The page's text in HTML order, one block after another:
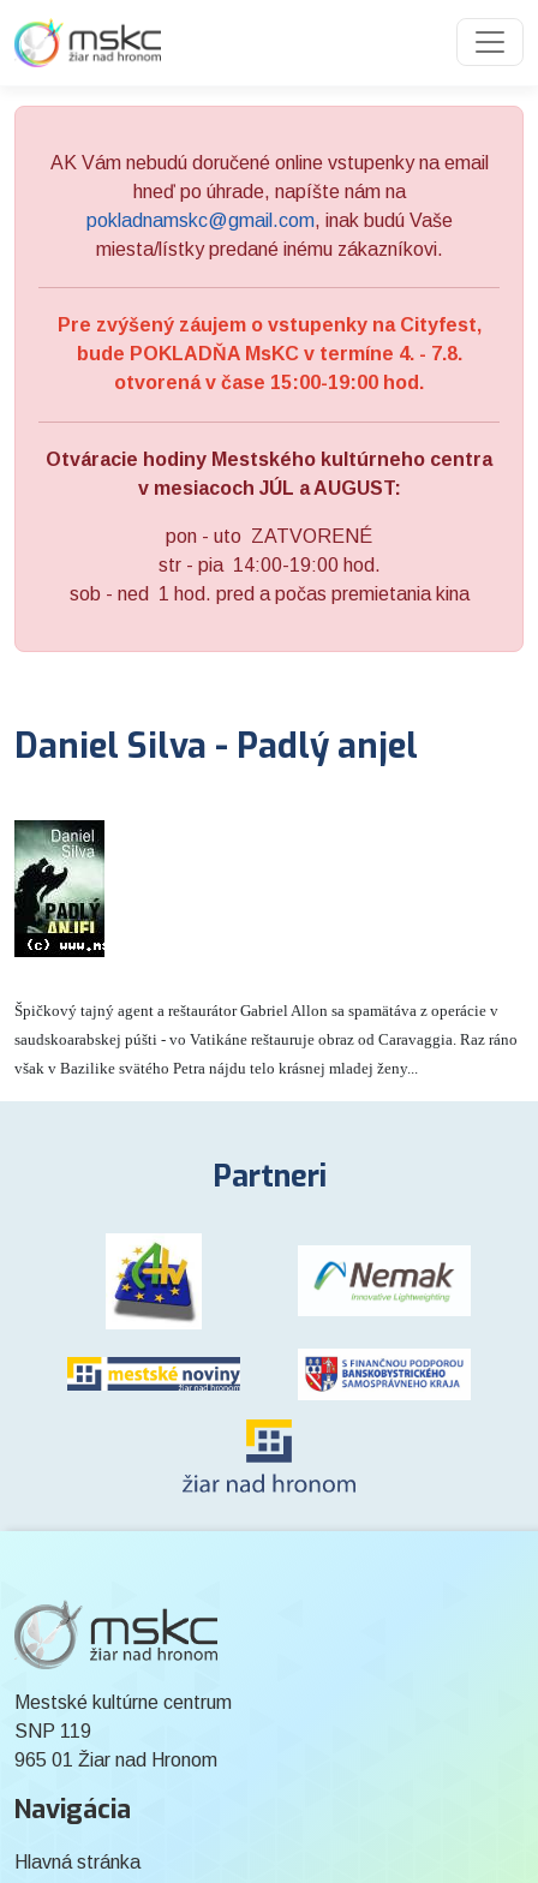
AK Vám nebudú doručené online vstupenky na email
hneď po úhrade, napíšte nám na
pokladnamskc@gmail.com, inak budú Vaše
miesta/lístky predané inému zákazníkovi.
Pre zvýšený záujem o vstupenky na Cityfest,
bude POKLADŇA MsKC v termíne 4. - 7.8.
otvorená v čase 15:00-19:00 hod.
Otváracie hodiny Mestského kultúrneho centra
v mesiacoch JÚL a AUGUST:
pon - uto ZATVORENÉ
str - pia 14:00-19:00 hod.
sob - ned 1 hod. pred a počas premietania kina
Daniel Silva - Padlý anjel
Špičkový tajný agent a reštaurátor Gabriel Allon sa spamätáva z operácie v
saudskoarabskej púšti - vo Vatikáne reštauruje obraz od Caravaggia. Raz ráno
však v Bazilike svätého Petra nájdu telo krásnej mladej ženy...
Partneri
Mestské kultúrne centrum
SNP 119
965 01 Žiar nad Hronom
Navigácia
Hlavná stránka